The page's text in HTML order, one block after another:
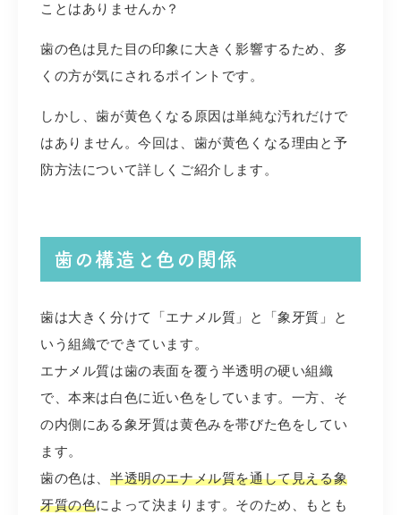
ことはありませんか？
歯の色は見た目の印象に大きく影響するため、多
くの方が気にされるポイントです。
しかし、歯が黄色くなる原因は単純な汚れだけで
はありません。今回は、歯が黄色くなる理由と予
防方法について詳しくご紹介します。
歯の構造と色の関係
歯は大きく分けて「エナメル質」と「象牙質」と
いう組織でできています。
エナメル質は歯の表面を覆う半透明の硬い組織
で、本来は白色に近い色をしています。一方、そ
の内側にある象牙質は黄色みを帯びた色をしてい
ます。
歯の色は、 半透明のエナメル質を通して見える象
牙質の色によって決まります。そのため、もとも